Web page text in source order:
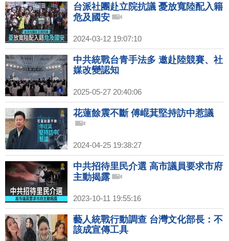
台派社團赴立院抗議 憂放寬陸配入籍
危及國安
2024-03-12 19:07:10
中共統戰台青手法多 邀赴陸競賽、社
媒改變認知
2025-05-27 20:40:06
花蓮餘震不斷 傅崐萁堅持訪中惹議
2024-04-25 19:38:27
中共招待里民介選 高市議員要求市府
主動揭露
2023-10-11 19:55:16
藝人統戰行動調查 台灣文化部長：不
該成宣傳工具